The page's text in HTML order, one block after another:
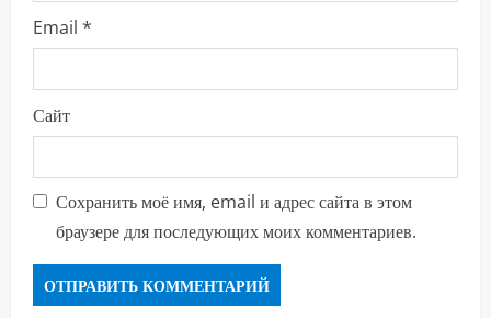
Email *
Сайт
Сохранить моё имя, email и адрес сайта в этом
браузере для последующих моих комментариев.